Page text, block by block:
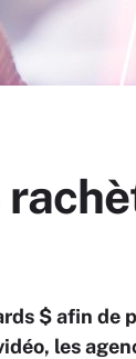
$ afin de
les